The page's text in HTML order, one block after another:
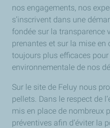
nos engagements, nos
s’inscrivent dans une
fondée sur la transparence
prenantes et sur la mise
toujours plus efficaces
environnementale de nos
Sur le site de Feluy nous
pellets. Dans le respect de
mis en place de nombreux
préventives afin d’éviter la